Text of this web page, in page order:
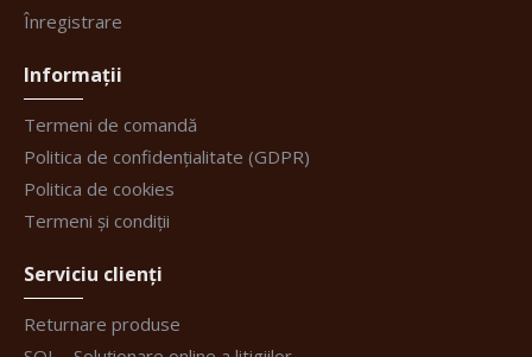
Înregistrare
Informații
Termeni de comandă
Politica de confidențialitate (GDPR)
Politica de cookies
Termeni și condiții
Serviciu clienți
Returnare produse